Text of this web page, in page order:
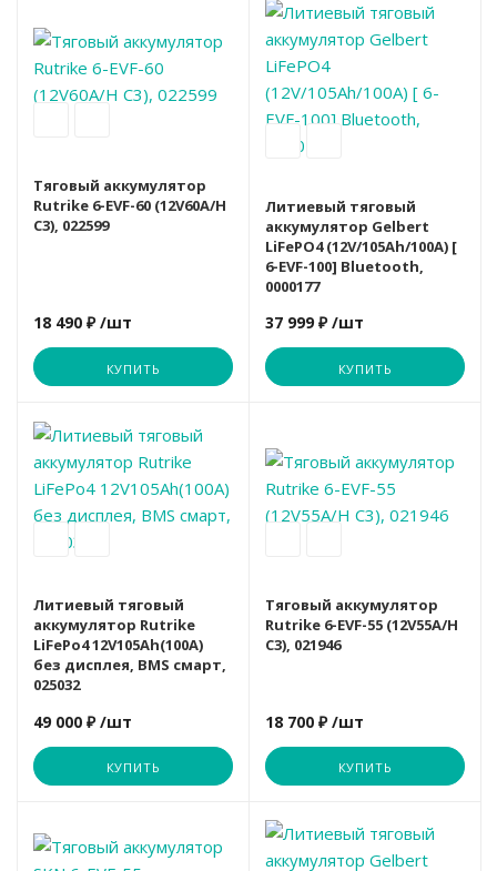
Тяговый аккумулятор
Rutrike 6-EVF-60 (12V60A/H
C3), 022599
18 490 ₽/шт
КУПИТЬ
Акция
Литиевый тяговый
аккумулятор Gelbert
LiFePO4 (12V/105Ah/100А) [
6-EVF-100] Bluetooth,
0000177
37 999 ₽/шт
КУПИТЬ
Литиевый тяговый
аккумулятор Rutrike
LiFePo4 12V105Ah(100А)
без дисплея, BMS смарт,
025032
49 000 ₽/шт
КУПИТЬ
Вариант
Хит продаж
Тяговый аккумулятор
Rutrike 6-EVF-55 (12V55A/H
C3), 021946
18 700 ₽/шт
КУПИТЬ
Акция